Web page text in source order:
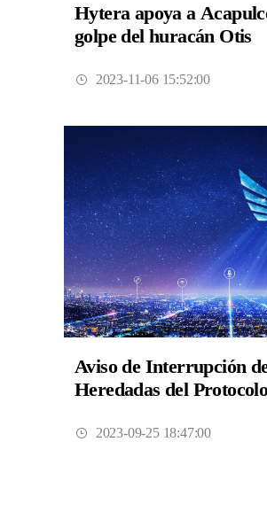
Hytera apoya a
golpe del huracán Otis
2023-11-06 15:52:00
Aviso de Interrupción
Heredadas del
2023-09-25 18:47:00